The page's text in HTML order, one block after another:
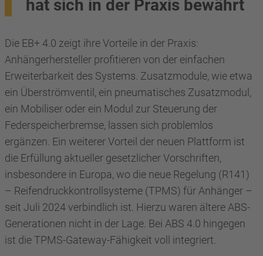
hat sich in der Praxis bewährt
Die EB+ 4.0 zeigt ihre Vorteile in der Praxis:
Anhängerhersteller profitieren von der einfachen
Erweiterbarkeit des Systems. Zusatzmodule, wie etwa
ein Überströmventil, ein pneumatisches Zusatzmodul,
ein Mobiliser oder ein Modul zur Steuerung der
Federspeicherbremse, lassen sich problemlos
ergänzen. Ein weiterer Vorteil der neuen Plattform ist
die Erfüllung aktueller gesetzlicher Vorschriften,
insbesondere in Europa, wo die neue Regelung (R141)
– Reifendruckkontrollsysteme (TPMS) für Anhänger –
seit Juli 2024 verbindlich ist. Hierzu waren ältere ABS-
Generationen nicht in der Lage. Bei ABS 4.0 hingegen
ist die TPMS-Gateway-Fähigkeit voll integriert.